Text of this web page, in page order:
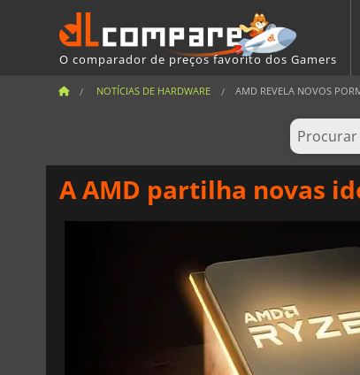
O comparador de preços favorito dos Gamers
NOTÍCIAS DE HARDWARE AMD REVELA NOVOS
A AMD partilha novas